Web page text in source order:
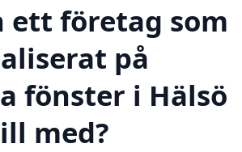
ett företag som
på
fönster i Hälsö
med?